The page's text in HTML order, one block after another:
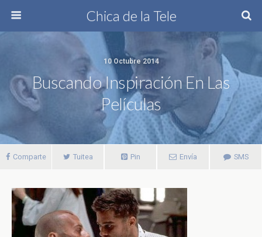
Chica de la Tele
10 Octubre 2014
Buscando Inspiración En Las
Películas
Comparte Tuitea Pin Envía SMS